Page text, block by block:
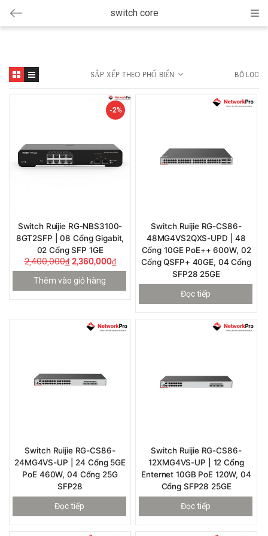
switch core
SẮP XẾP THEO PHỔ BIẾN BỘ LỌC
-2%
Switch Ruijie RG-NBS3100-
8GT2SFP | 08 Cổng Gigabit,
02 Cổng SFP 1GE
2,400,000₫2,360,000₫
Thêm vào giỏ hàng
Switch Ruijie RG-CS86-
48MG4VS2QXS-UPD | 48
Cổng 10GE PoE++ 600W, 02
Cổng QSFP+ 40GE, 04 Cổng
SFP28 25GE
Đọc tiếp
Switch Ruijie RG-CS86-
24MG4VS-UP | 24 Cổng 5GE
PoE 460W, 04 Cổng 25G
SFP28
Đọc tiếp
Switch Ruijie RG-CS86-
12XMG4VS-UP | 12 Cổng
Enternet 10GB PoE 120W, 04
Cổng SFP28 25GE
Đọc tiếp